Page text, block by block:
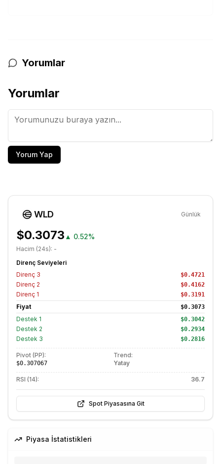
Yorumlar
Yorumlar
Yorum Yap
WLD Günlük
$0.3073 ▲ 0.52%
Hacim (24s): -
Direnç Seviyeleri
Direnç 3 $0.4721
Direnç 2 $0.4162
Direnç 1 $0.3191
Fiyat $0.3073
Destek 1 $0.3042
Destek 2 $0.2934
Destek 3 $0.2816
Pivot (PP):
$0.307067
Trend:
Yatay
RSI (14): 36.7
Spot Piyasasına Git
Piyasa İstatistikleri